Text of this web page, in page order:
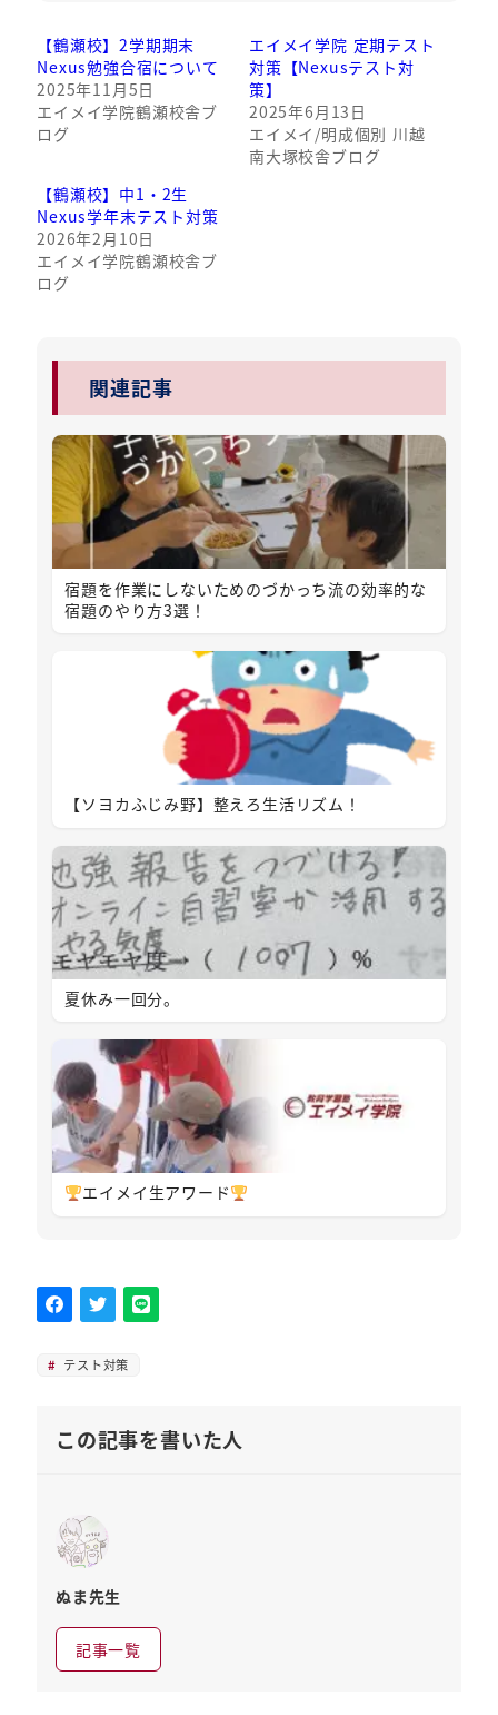
【鶴瀬校】2学期期末
Nexus勉強合宿について
2025年11月5日
エイメイ学院鶴瀬校舎ブ
ログ
エイメイ学院 定期テスト
対策【Nexusテスト対
策】
2025年6月13日
エイメイ/明成個別 川越
南大塚校舎ブログ
【鶴瀬校】中1・2生
Nexus学年末テスト対策
2026年2月10日
エイメイ学院鶴瀬校舎ブ
ログ
関連記事
宿題を作業にしないためのづかっち流の効率的な
宿題のやり方3選！
【ソヨカふじみ野】整えろ生活リズム！
夏休み一回分。
エイメイ生アワード
テスト対策
この記事を書いた人
ぬま先生
記事一覧